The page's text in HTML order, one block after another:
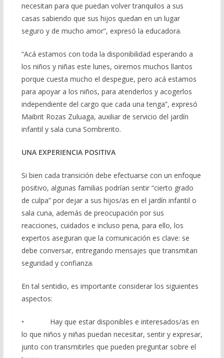
necesitan para que puedan volver tranquilos a sus
casas sabiendo que sus hijos quedan en un lugar
seguro y de mucho amor”, expresó la educadora.
“Acá estamos con toda la disponibilidad esperando a
los niños y niñas este lunes, oiremos muchos llantos
porque cuesta mucho el despegue, pero acá estamos
para apoyar a los niños, para atenderlos y acogerlos
independiente del cargo que cada una tenga”, expresó
Maibrit Rozas Zuluaga, auxiliar de servicio del jardín
infantil y sala cuna Sombrerito.
UNA EXPERIENCIA POSITIVA
Si bien cada transición debe efectuarse con un enfoque
positivo, algunas familias podrían sentir “cierto grado
de culpa” por dejar a sus hijos/as en el jardín infantil o
sala cuna, además de preocupación por sus
reacciones, cuidados e incluso pena, para ello, los
expertos aseguran que la comunicación es clave: se
debe conversar, entregando mensajes que transmitan
seguridad y confianza.
En tal sentidio, es importante considerar los siguientes
aspectos:
• Hay que estar disponibles e interesados/as en
lo que niños y niñas puedan necesitar, sentir y expresar,
junto con transmitirles que pueden preguntar sobre el